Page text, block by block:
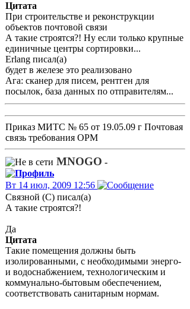
Цитата
При строительстве и реконструкции
объектов почтовой связи
А такие строятся?! Ну если только крупные
единичные центры сортировки...
Erlang писал(а)
будет в железе это реализовано
Ага: сканер для писем, рентген для
посылок, база данных по отправителям...
Приказ МИТС № 65 от 19.05.09 г Почтовая
связь требования ОРМ
MNOGO -
Вт 14 июл, 2009 12:56
Связной (С) писал(а)
А такие строятся?!
Да
Цитата
Такие помещения должны быть
изолированными, с необходимыми энерго-
и водоснабжением, технологическим и
коммунально-бытовым обеспечением,
соответствовать санитарным нормам.